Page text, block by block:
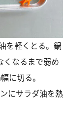
を軽くとる。鍋
くなるまで弱め
に切る。
にサラダ油を熱